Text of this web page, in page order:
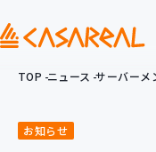
会社情報
TOP ニュース サーバーメ
お知らせ